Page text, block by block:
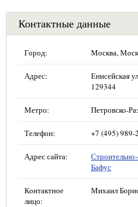
Контактные данные
Город: Москва,
Адрес:
Енисейская
129344
Метро: Петровско-
Телефон: +7 (495) 989-
Адрес сайта:
Бафус
Контактное
лицо:
Михаил